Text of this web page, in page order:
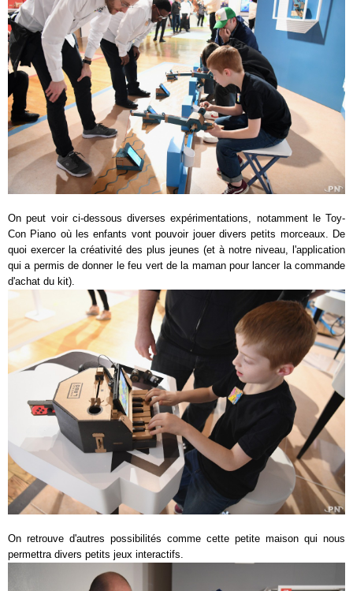
On peut voir ci-dessous diverses expérimentations, notamment le Toy-
Con Piano où les enfants vont pouvoir jouer divers petits morceaux. De
quoi exercer la créativité des plus jeunes (et à notre niveau, l'application
qui a permis de donner le feu vert de la maman pour lancer la commande
d'achat du kit).
On retrouve d'autres possibilités comme cette petite maison qui nous
permettra divers petits jeux interactifs.